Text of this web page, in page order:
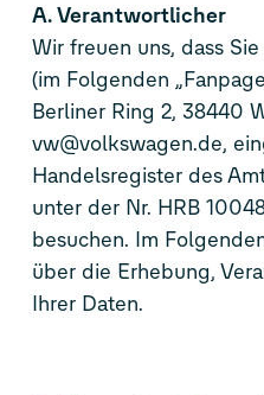
A. Verantwortlicher
Wir freuen uns, dass
(im Folgenden
Berliner Ring 2, 38440
vw@volkswagen.de,
Handelsregister des
unter der Nr. HRB
besuchen. Im
über die Erhebung,
Ihrer Daten.